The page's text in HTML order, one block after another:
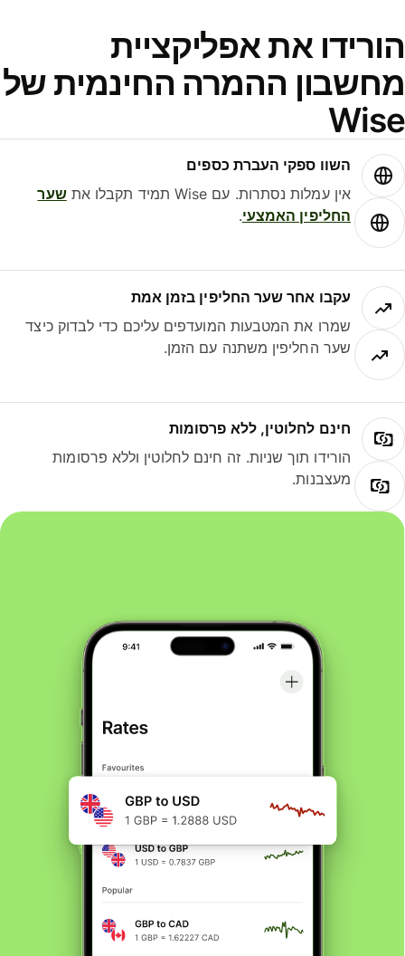
את אפליקציית
ההמרה החינמית של
השוו ספקי העברת כספים
אין עמלות נסתרות. עם Wise תמיד תקבלו את
שער
החליפין האמצעי.
עקבו אחר שער החליפין בזמן אמת
שמרו את המטבעות המועדפים עליכם כדי לבדוק כיצד
שער החליפין משתנה עם הזמן.
חינם לחלוטין, ללא פרסומות
הורידו תוך שניות. זה חינם לחלוטין וללא פרסומות
מעצבנות.